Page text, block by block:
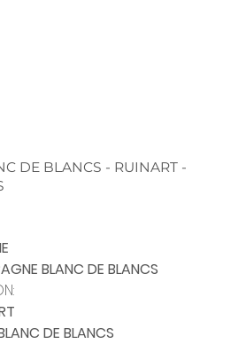
DE BLANCS - RUINART -
BLANC DE BLANCS
DE BLANCS